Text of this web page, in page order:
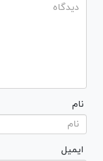
نام
ایمیل